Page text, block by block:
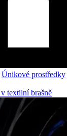
Únikové prostředky